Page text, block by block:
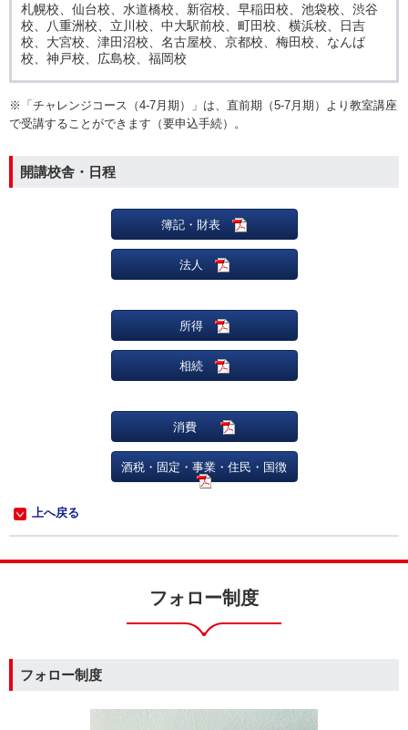
札幌校、仙台校、水道橋校、新宿校、早稲田校、池袋校、渋谷
校、八重洲校、立川校、中大駅前校、町田校、横浜校、日吉
校、大宮校、津田沼校、名古屋校、京都校、梅田校、なんば
校、神戸校、広島校、福岡校
※「チャレンジコース（4-7月期）」は、直前期（5-7月期）より教室講座
で受講することができます（要申込手続）。
開講校舎・日程
簿記・財表
法人
所得
相続
消費
酒税・固定・事業・住民・国徴
上へ戻る
フォロー制度
フォロー制度